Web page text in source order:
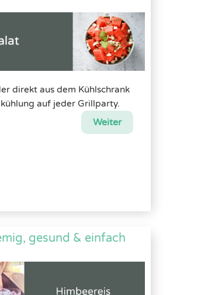
direkt aus dem Kühlschrank
auf jeder Grillparty.
Weiter
gesund & einfach